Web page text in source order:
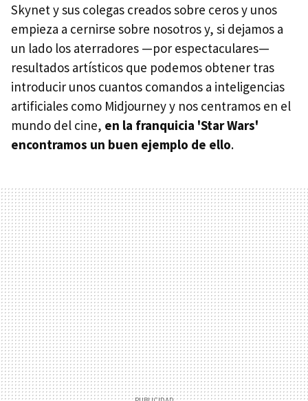
Skynet y sus colegas creados sobre ceros y unos
empieza a cernirse sobre nosotros y, si dejamos a
un lado los aterradores —por espectaculares—
resultados artísticos que podemos obtener tras
introducir unos cuantos comandos a inteligencias
artificiales como Midjourney y nos centramos en el
mundo del cine, en la franquicia 'Star Wars'
encontramos un buen ejemplo de ello.